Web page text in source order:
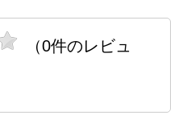
（0件のレビュ